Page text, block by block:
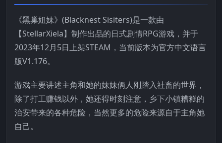
《黑巢姐妹》(Blacknest Sisiters)是一款由
【StellarXiela】制作出品的日式剧情RPG游戏，并于
2023年12月5日上架STEAM，当前版本为官方中文语言
版V1.176。
游戏主要讲述主角和她的妹妹俩人刚踏入社畜的世界，
除了打工赚钱以外，她还得时刻注意，乡下小镇糟糕的
治安带来的各种危险，当然更多的危险来源自于主角她
自己。